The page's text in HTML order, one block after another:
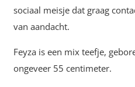
sociaal meisje dat graag
van aandacht.
Feyza is een mix teefje,
ongeveer 55 centimeter.